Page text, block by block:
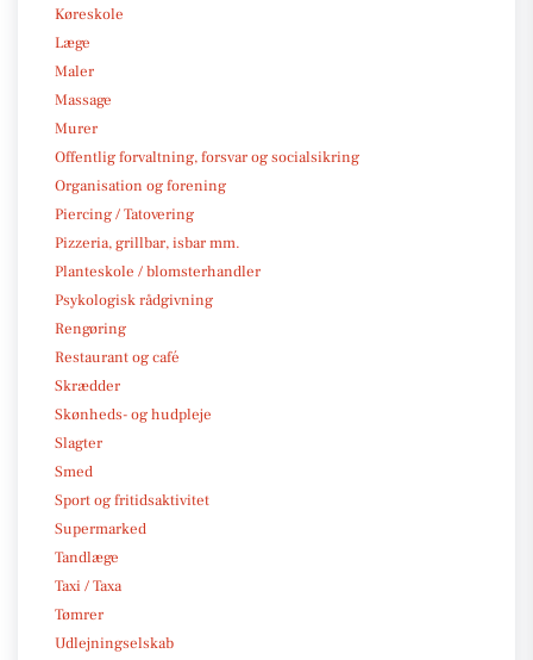
Køreskole
Læge
Maler
Massage
Murer
Offentlig forvaltning, forsvar og socialsikring
Organisation og forening
Piercing / Tatovering
Pizzeria, grillbar, isbar mm.
Planteskole / blomsterhandler
Psykologisk rådgivning
Rengøring
Restaurant og café
Skrædder
Skønheds- og hudpleje
Slagter
Smed
Sport og fritidsaktivitet
Supermarked
Tandlæge
Taxi / Taxa
Tømrer
Udlejningselskab